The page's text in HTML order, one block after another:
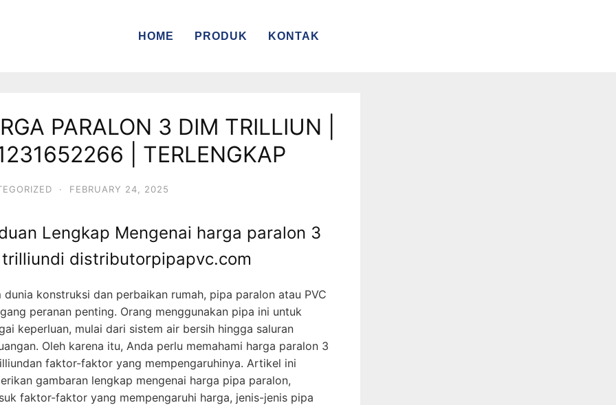
HOME PRODUK KONTAK
PARALON 3 DIM TRILLIUN |
| TERLENGKAP
· FEBRUARY 24, 2025
Lengkap Mengenai harga paralon 3
distributorpipapvc.com
dunia konstruksi dan perbaikan rumah, pipa paralon atau PVC
peranan penting. Orang menggunakan pipa ini untuk
keperluan, mulai dari sistem air bersih hingga saluran
Oleh karena itu, Anda perlu memahami harga paralon 3
faktor-faktor yang mempengaruhinya. Artikel ini
gambaran lengkap mengenai harga pipa paralon,
faktor-faktor yang mempengaruhi harga, jenis-jenis pipa